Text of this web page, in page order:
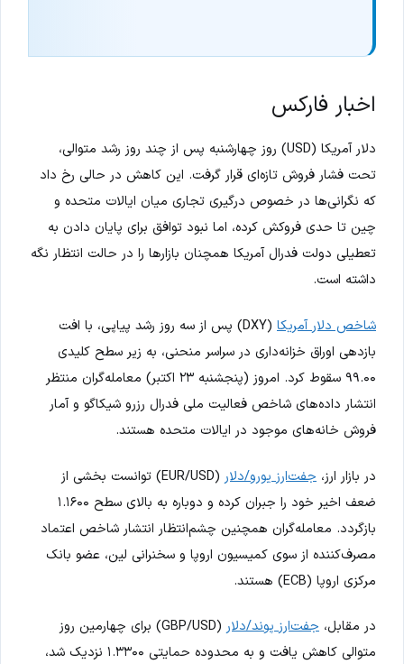
اخبار فارکس
دلار آمریکا (USD) روز چهارشنبه پس از چند روز رشد متوالی،
تحت فشار فروش تازه‌ای قرار گرفت. این کاهش در حالی رخ داد
که نگرانی‌ها در خصوص درگیری تجاری میان ایالات متحده و
چین تا حدی فروکش کرده، اما نبود توافق برای پایان دادن به
تعطیلی دولت فدرال آمریکا همچنان بازارها را در حالت انتظار نگه
داشته است.
شاخص دلار آمریکا
(DXY) پس از سه روز رشد پیاپی، با افت
بازدهی اوراق خزانه‌داری در سراسر منحنی، به زیر سطح کلیدی
۹۹.۰۰ سقوط کرد. امروز (پنجشنبه ۲۳ اکتبر) معامله‌گران منتظر
انتشار داده‌های شاخص فعالیت ملی فدرال رزرو شیکاگو و آمار
فروش خانه‌های موجود در ایالات متحده هستند.
در بازار ارز، جفت‌ارز یورو/دلار
(EUR/USD) توانست بخشی از
ضعف اخیر خود را جبران کرده و دوباره به بالای سطح ۱.۱۶۰۰
بازگردد. معامله‌گران همچنین چشم‌انتظار انتشار شاخص اعتماد
مصرف‌کننده از سوی کمیسیون اروپا و سخنرانی لین، عضو بانک
مرکزی اروپا (ECB) هستند.
در مقابل، جفت‌ارز پوند/دلار
(GBP/USD) برای چهارمین روز
متوالی کاهش یافت و به محدوده حمایتی ۱.۳۳۰۰ نزدیک شد،